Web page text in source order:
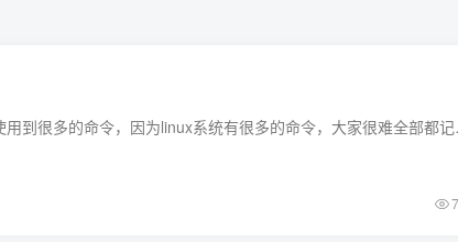
在使用linux的系统中，